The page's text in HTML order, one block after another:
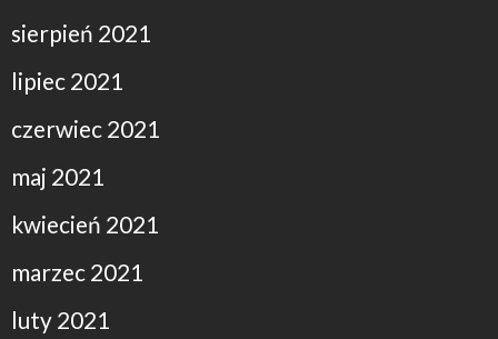
sierpień 2021
lipiec 2021
czerwiec 2021
maj 2021
kwiecień 2021
marzec 2021
luty 2021